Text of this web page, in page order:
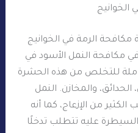
الرمة في الخوانيج
مكافحة النمل الأسود في
للتخلص من هذه الحشرة
الحدائق، والمخازن. النمل
من الإزعاج، كما أنه
السيطرة عليه تتطلب تدخلًا